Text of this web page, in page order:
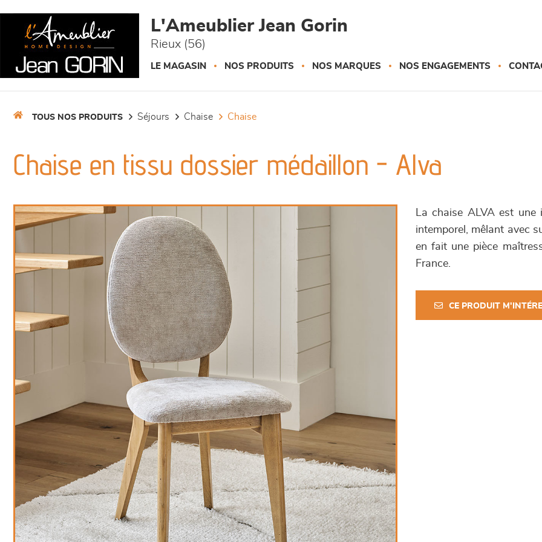
L'Ameublier Jean Gorin
Rieux (56)
LE MAGASIN NOS PRODUITS NOS MARQUES NOS ENGAGEMENTS
TOUS NOS PRODUITS séjours chaise chaise
Chaise en tissu dossier médaillon - Alva
La chaise ALVA est
intemporel, mêlant avec
en fait une pièce
France.
CE PRODUIT